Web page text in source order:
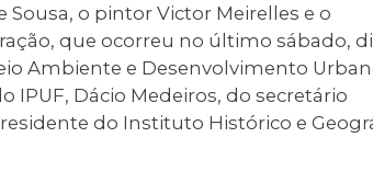
o pintor Victor Meirelles e o
que ocorreu no último sábado,
Ambiente e Desenvolvimento
Dácio Medeiros, do secretário
do Instituto Histórico e